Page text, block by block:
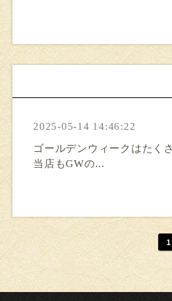
2025-05-14 14:46:22
ゴールデンウィークはたく
当店もGWの...
1